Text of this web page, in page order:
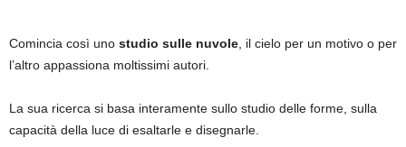
Comincia così uno studio sulle nuvole , il cielo per un motivo o per
l’altro appassiona moltissimi autori.
La sua ricerca si basa interamente sullo studio delle forme, sulla
capacità della luce di esaltarle e disegnarle.